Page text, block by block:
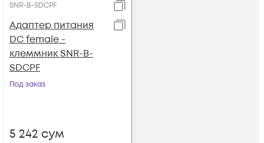
SNR-B-SDCPF
Адаптер питания
DC female -
клеммник SNR-B-
SDCPF
Под заказ
5 242 сум